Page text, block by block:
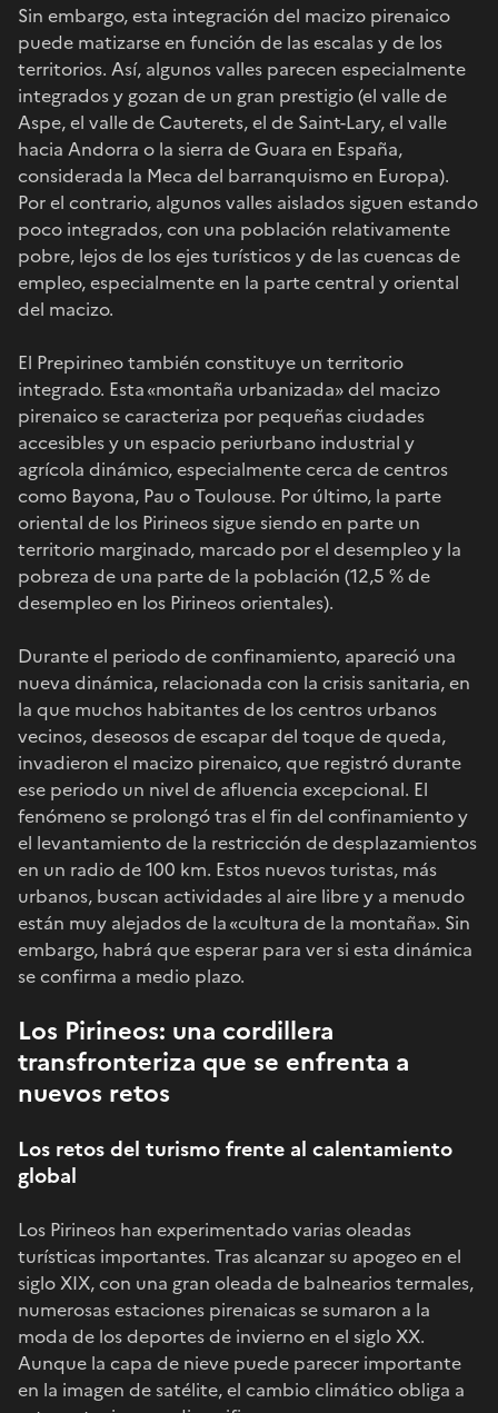
Sin embargo, esta integración del macizo pirenaico
puede matizarse en función de las escalas y de los
territorios. Así, algunos valles parecen especialmente
integrados y gozan de un gran prestigio (el valle de
Aspe, el valle de Cauterets, el de Saint-Lary, el valle
hacia Andorra o la sierra de Guara en España,
considerada la Meca del barranquismo en Europa).
Por el contrario, algunos valles aislados siguen estando
poco integrados, con una población relativamente
pobre, lejos de los ejes turísticos y de las cuencas de
empleo, especialmente en la parte central y oriental
del macizo.
El Prepirineo también constituye un territorio
integrado. Esta «montaña urbanizada» del macizo
pirenaico se caracteriza por pequeñas ciudades
accesibles y un espacio periurbano industrial y
agrícola dinámico, especialmente cerca de centros
como Bayona, Pau o Toulouse. Por último, la parte
oriental de los Pirineos sigue siendo en parte un
territorio marginado, marcado por el desempleo y la
pobreza de una parte de la población (12,5 % de
desempleo en los Pirineos orientales).
Durante el periodo de confinamiento, apareció una
nueva dinámica, relacionada con la crisis sanitaria, en
la que muchos habitantes de los centros urbanos
vecinos, deseosos de escapar del toque de queda,
invadieron el macizo pirenaico, que registró durante
ese periodo un nivel de afluencia excepcional. El
fenómeno se prolongó tras el fin del confinamiento y
el levantamiento de la restricción de desplazamientos
en un radio de 100 km. Estos nuevos turistas, más
urbanos, buscan actividades al aire libre y a menudo
están muy alejados de la «cultura de la montaña». Sin
embargo, habrá que esperar para ver si esta dinámica
se confirma a medio plazo.
Los Pirineos: una cordillera
transfronteriza que se enfrenta a
nuevos retos
Los retos del turismo frente al calentamiento
global
Los Pirineos han experimentado varias oleadas
turísticas importantes. Tras alcanzar su apogeo en el
siglo XIX, con una gran oleada de balnearios termales,
numerosas estaciones pirenaicas se sumaron a la
moda de los deportes de invierno en el siglo XX.
Aunque la capa de nieve puede parecer importante
en la imagen de satélite, el cambio climático obliga a